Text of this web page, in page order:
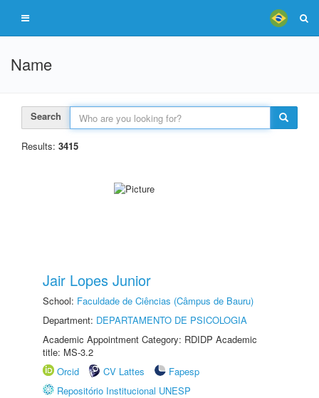
Name
Search
Results: 3415
Jair Lopes Junior
School: Faculdade de Ciências (Câmpus de Bauru)
Department: DEPARTAMENTO DE PSICOLOGIA
Academic Appointment Category: RDIDP Academic
title: MS-3.2
Orcid
CV Lattes
Fapesp
Repositório Institucional UNESP